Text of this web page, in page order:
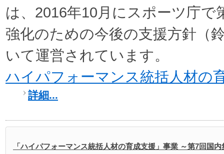
は、2016年10月にスポーツ庁で
強化のための今後の支援方針（
いて運営されています。
ハイパフォーマンス統括人材の
詳細...
「ハイパフォーマンス統括人材の育成支援」事業 ～第7回国